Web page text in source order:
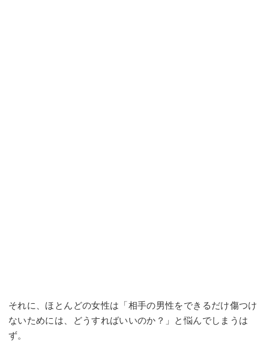
それに、ほとんどの女性は「相手の男性をできるだけ傷つけ
ないためには、どうすればいいのか？」と悩んでしまうは
ず。